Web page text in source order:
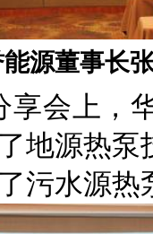
源董事长
会上，
地源热
污水源